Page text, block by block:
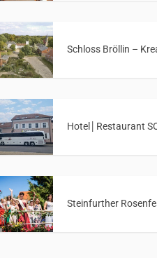
Hotel│Restaurant
Steinfurther